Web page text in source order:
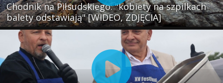
Chodnik na Piłsudskiego: "kobiety na szpilkach
balety odstawiają" [WIDEO, ZDJĘCIA]